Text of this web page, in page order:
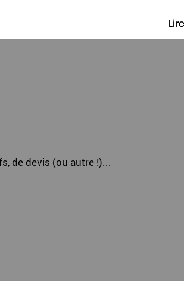
de tarifs (ou devis) !
de devis (ou autre !)...